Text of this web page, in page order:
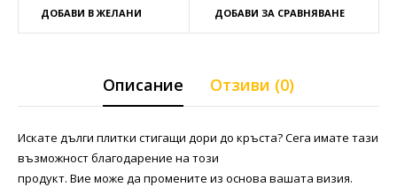
ДОБАВИ В ЖЕЛАНИ ДОБАВИ ЗА СРАВНЯВАНЕ
Описание Отзиви (0)
Искате дълги плитки стигащи дори до кръста? Сега имате тази
възможност благодарение на този
продукт. Вие може да промените из основа вашата визия.